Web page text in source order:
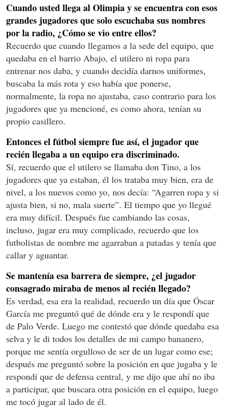
Cuando usted llega al Olimpia y se encuentra con esos
grandes jugadores que solo escuchaba sus nombres
por la radio, ¿Cómo se vio entre ellos?
Recuerdo que cuando llegamos a la sede del equipo, que
quedaba en el barrio Abajo, el utilero ni ropa para
entrenar nos daba, y cuando decidía darnos uniformes,
buscaba la más rota y eso había que ponerse,
normalmente, la ropa no ajustaba, caso contrario para los
jugadores que ya mencioné, es como ahora, tenían su
propio casillero.
Entonces el fútbol siempre fue así, el jugador que
recién llegaba a un equipo era discriminado.
Sí, recuerdo que el utilero se llamaba don Tino, a los
jugadores que ya estaban, él los trataba muy bien, era de
nivel, a los nuevos como yo, nos decía: “Agarren ropa y si
ajusta bien, si no, mala suerte”. El tiempo que yo llegué
era muy difícil. Después fue cambiando las cosas,
incluso, jugar era muy complicado, recuerdo que los
futbolistas de nombre me agarraban a patadas y tenía que
callar y aguantar.
Se mantenía esa barrera de siempre, ¿el jugador
consagrado miraba de menos al recién llegado?
Es verdad, esa era la realidad, recuerdo un día que Óscar
García me preguntó qué de dónde era y le respondí que
de Palo Verde. Luego me contestó que dónde quedaba esa
selva y le di todos los detalles de mi campo bananero,
porque me sentía orgulloso de ser de un lugar como ese;
después me preguntó sobre la posición en que jugaba y le
respondí que de defensa central, y me dijo que ahí no iba
a participar, que buscara otra posición en el equipo, luego
me tocó jugar al lado de él.